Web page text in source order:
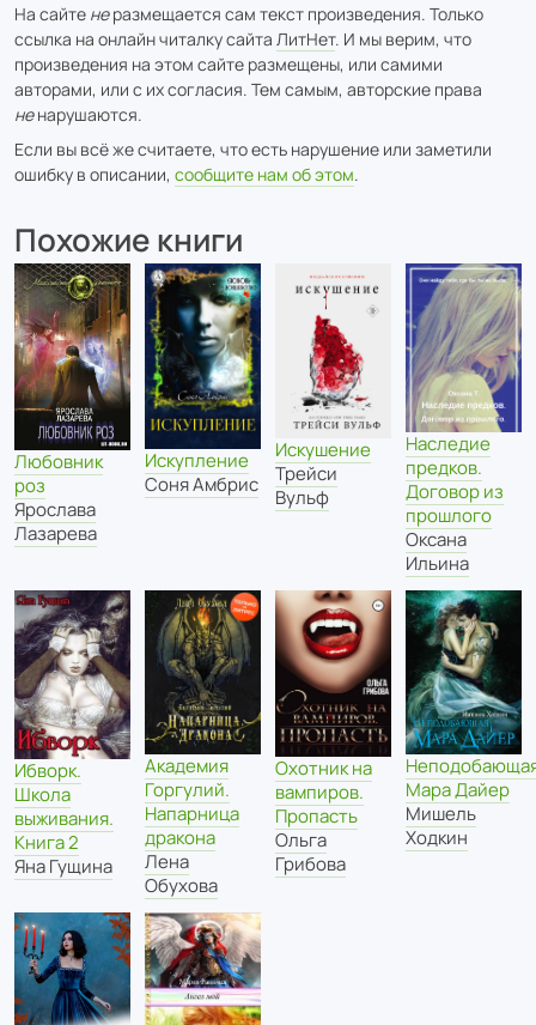
На сайте неразмещается сам текст произведения. Только
ссылка на онлайн читалку сайта ЛитНет. И мы верим, что
произведения на этом сайте размещены, или самими
авторами, или с их согласия. Тем самым, авторские права
ненарушаются.
Если вы всё же считаете, что есть нарушение или заметили
ошибку в описании, сообщите нам об этом.
Похожие книги
Любовник
роз
Ярослава
Лазарева
Искупление
Соня Амбрис
Искушение
Трейси
Вульф
Наследие
предков.
Договор из
прошлого
Оксана
Ильина
Ибворк.
Школа
выживания.
Книга 2
Яна Гущина
Академия
Горгулий.
Напарница
дракона
Лена
Обухова
Охотник на
вампиров.
Пропасть
Ольга
Грибова
Мара Дайер
Мишель
Ходкин